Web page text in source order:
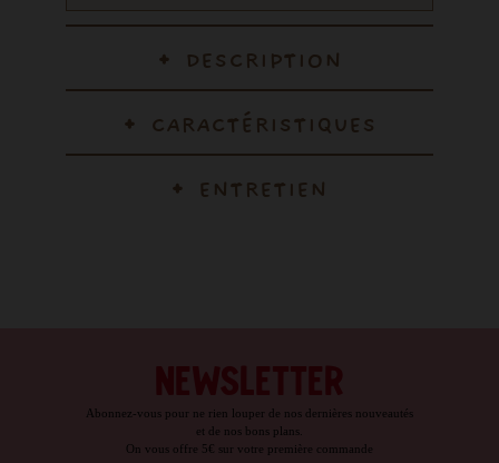
DESCRIPTION
CARACTÉRISTIQUES
ENTRETIEN
Abonnez-vous pour ne rien louper de nos dernières nouveautés
et de nos bons plans.
On vous offre 5€ sur votre première commande